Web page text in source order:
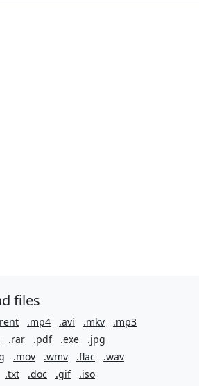
files
.mp4 .avi .mkv
.mp3
.rar .pdf .exe
.jpg
.mov .wmv .flac
.wav
.txt .doc .gif .iso